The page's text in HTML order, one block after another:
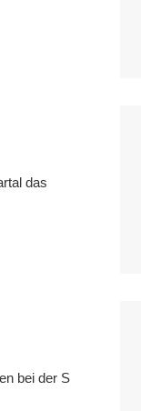
das
bei der S